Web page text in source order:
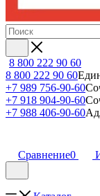
8 800 222 90 60
8 800 222 90 60
+7 989 756-90-60
+7 918 904-90-60
+7 988 406-90-60
Сравнение0